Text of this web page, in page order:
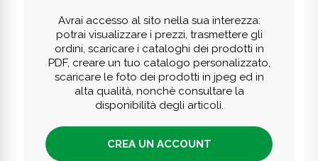
Avrai accesso al sito nella sua interezza:
potrai visualizzare i prezzi, trasmettere gli
ordini, scaricare i cataloghi dei prodotti in
PDF, creare un tuo catalogo personalizzato,
scaricare le foto dei prodotti in jpeg ed in
alta qualità, nonchè consultare la
disponibilità degli articoli.
CREA UN ACCOUNT